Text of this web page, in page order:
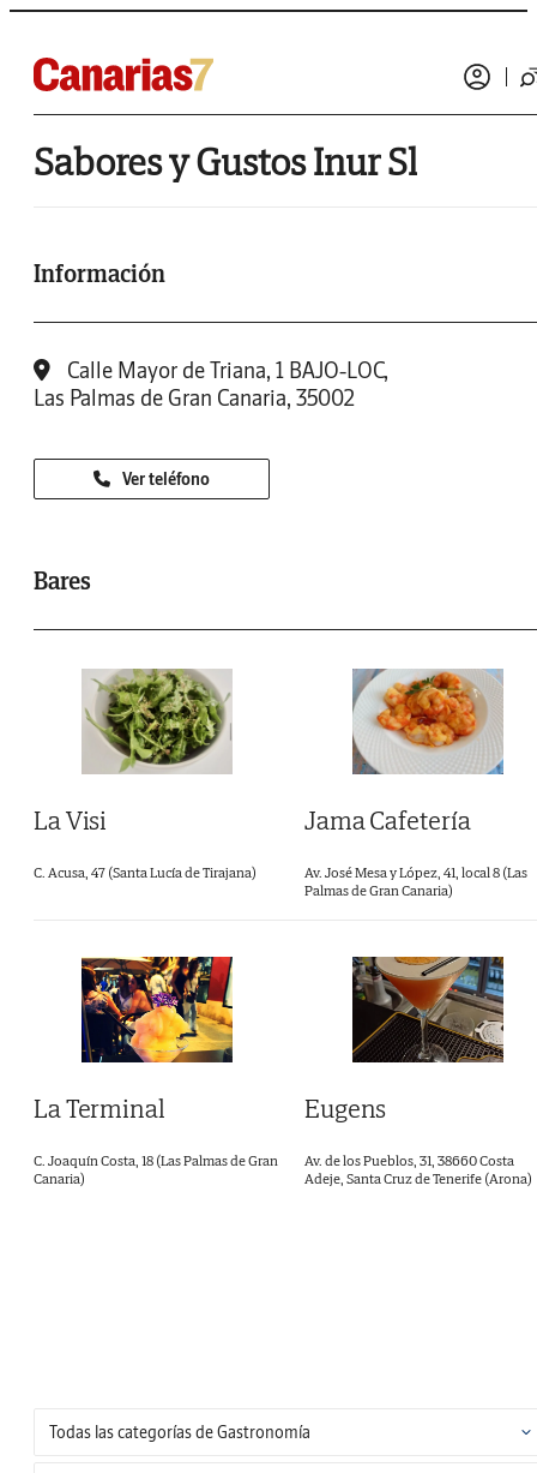
Sabores y Gustos Inur Sl
Información
Calle Mayor de Triana, 1 BAJO-LOC,
Las Palmas de Gran Canaria, 35002
Ver teléfono
Bares
La Visi
C. Acusa, 47 (Santa Lucía de Tirajana)
Jama Cafetería
Av. José Mesa y López, 41, local 8 (Las
Palmas de Gran Canaria)
La Terminal
C. Joaquín Costa, 18 (Las Palmas de Gran
Canaria)
Eugens
Av. de los Pueblos, 31, 38660 Costa
Adeje, Santa Cruz de Tenerife (Arona)